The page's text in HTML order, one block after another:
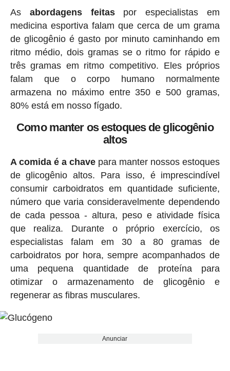
As abordagens feitaspor especialistas em
medicina esportiva falam que cerca de um grama
de glicogênio é gasto por minuto caminhando em
ritmo médio, dois gramas se o ritmo for rápido e
três gramas em ritmo competitivo. Eles próprios
falam que o corpo humano normalmente
armazena no máximo entre 350 e 500 gramas,
80% está em nosso fígado.
Como manter os estoques de glicogênio
altos
A comida é a chavepara manter nossos estoques
de glicogênio altos. Para isso, é imprescindível
consumir carboidratos em quantidade suficiente,
número que varia consideravelmente dependendo
de cada pessoa - altura, peso e atividade física
que realiza. Durante o próprio exercício, os
especialistas falam em 30 a 80 gramas de
carboidratos por hora, sempre acompanhados de
uma pequena quantidade de proteína para
otimizar o armazenamento de glicogênio e
regenerar as fibras musculares.
Anunciar